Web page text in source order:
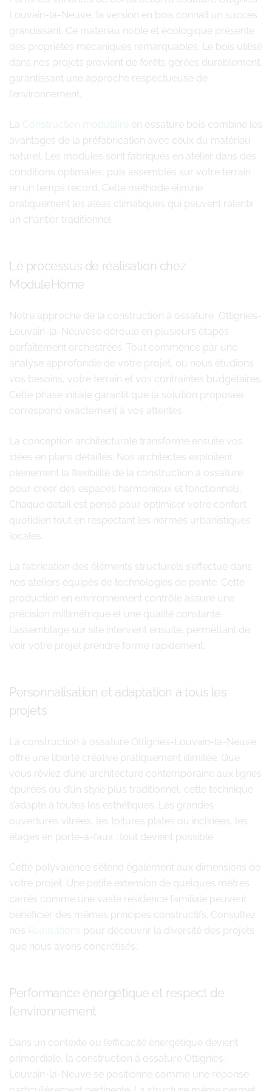
Louvain-la-Neuve, la version en bois connaît un succès
grandissant. Ce matériau noble et écologique présente
des propriétés mécaniques remarquables. Le bois utilisé
dans nos projets provient de forêts gérées durablement,
garantissant une approche respectueuse de
l’environnement.
La Construction modulaire en ossature bois combine les
avantages de la préfabrication avec ceux du matériau
naturel. Les modules sont fabriqués en atelier dans des
conditions optimales, puis assemblés sur votre terrain
en un temps record. Cette méthode élimine
pratiquement les aléas climatiques qui peuvent ralentir
un chantier traditionnel.
Le processus de réalisation chez
ModuleHome
Notre approche de la construction à ossature Ottignies-
Louvain-la-Neuvese déroule en plusieurs étapes
parfaitement orchestrées. Tout commence par une
analyse approfondie de votre projet, où nous étudions
vos besoins, votre terrain et vos contraintes budgétaires.
Cette phase initiale garantit que la solution proposée
correspond exactement à vos attentes.
La conception architecturale transforme ensuite vos
idées en plans détaillés. Nos architectes exploitent
pleinement la flexibilité de la construction à ossature
pour créer des espaces harmonieux et fonctionnels.
Chaque détail est pensé pour optimiser votre confort
quotidien tout en respectant les normes urbanistiques
locales.
La fabrication des éléments structurels s’effectue dans
nos ateliers équipés de technologies de pointe. Cette
production en environnement contrôlé assure une
précision millimétrique et une qualité constante.
L’assemblage sur site intervient ensuite, permettant de
voir votre projet prendre forme rapidement.
Personnalisation et adaptation à tous les
projets
La construction à ossature Ottignies-Louvain-la-Neuve
offre une liberté créative pratiquement illimitée. Que
vous rêviez d’une architecture contemporaine aux lignes
épurées ou d’un style plus traditionnel, cette technique
s’adapte à toutes les esthétiques. Les grandes
ouvertures vitrées, les toitures plates ou inclinées, les
étages en porte-à-faux : tout devient possible.
Cette polyvalence s’étend également aux dimensions de
votre projet. Une petite extension de quelques mètres
carrés comme une vaste résidence familiale peuvent
bénéficier des mêmes principes constructifs. Consultez
nos Realisations pour découvrir la diversité des projets
que nous avons concrétisés.
Performance énergétique et respect de
l’environnement
Dans un contexte où l’efficacité énergétique devient
primordiale, la construction à ossature Ottignies-
Louvain-la-Neuve se positionne comme une réponse